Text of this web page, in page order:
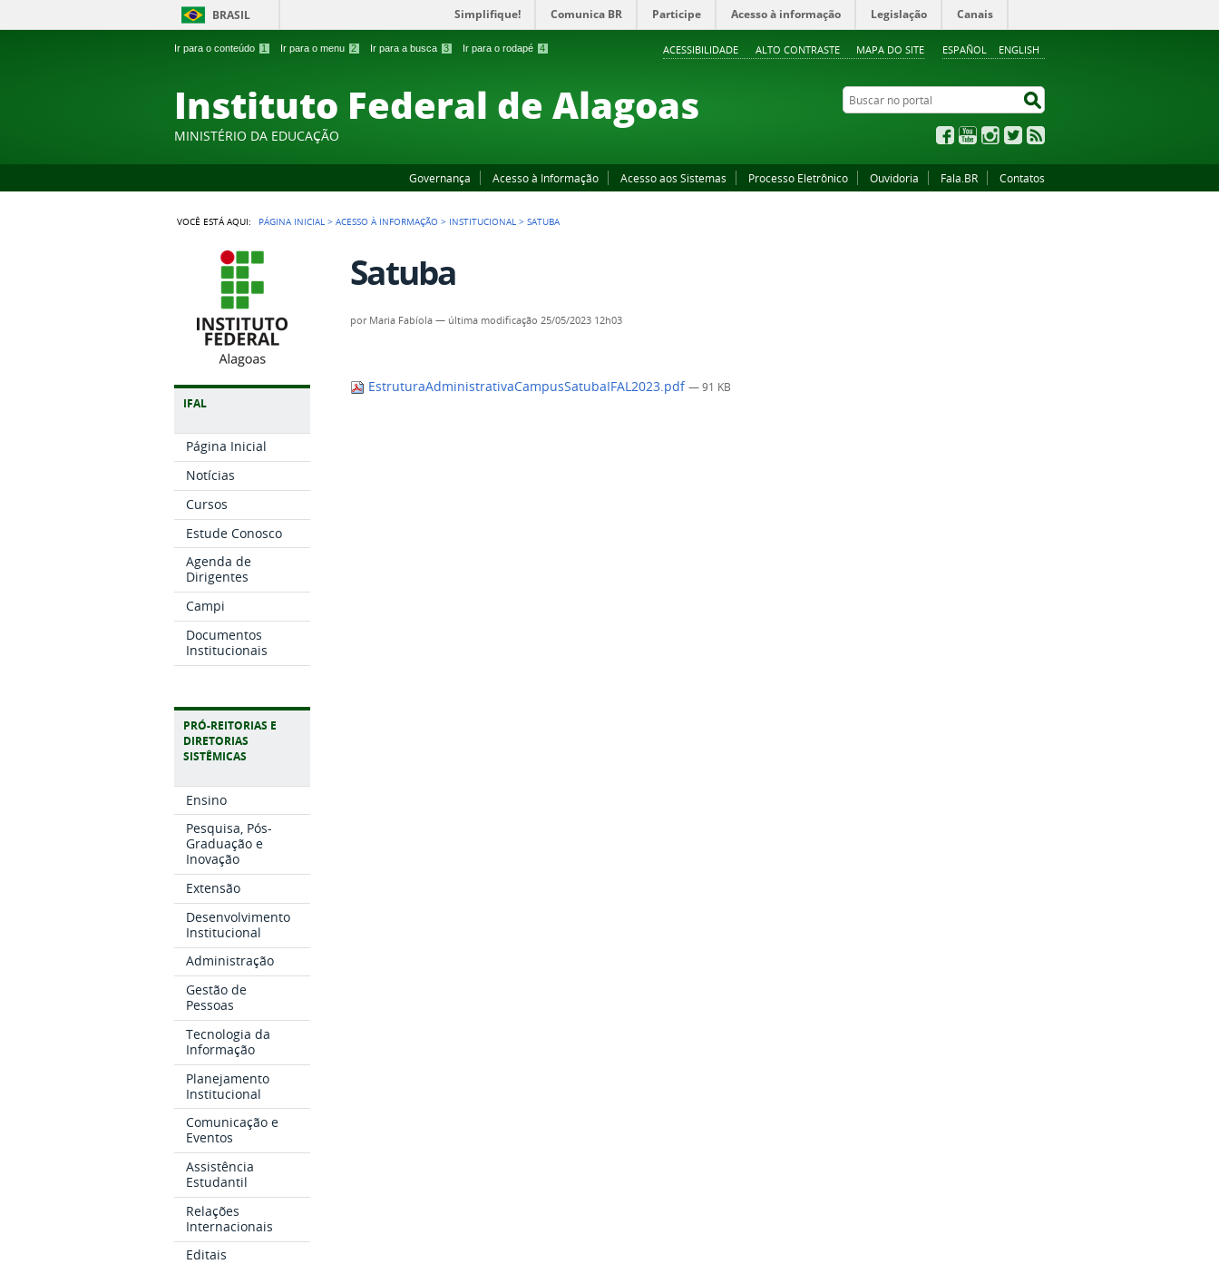
Ir para o conteúdo 1 Ir para o menu 2 Ir para a busca 3 Ir para o rodapé 4 ESPAÑOL ENGLISH
ACESSIBILIDADE ALTO CONTRASTE MAPA DO SITE
BRASIL Simplifique! Comunica BR Participe Acesso à informação Legislação Canais
Instituto Federal de Alagoas
MINISTÉRIO DA EDUCAÇÃO
Buscar no portal
FacebookYouTubeInstagram
Twitter
Governança Acesso à Informação Acesso aos Sistemas Processo Eletrônico Ouvidoria Fala.BR Contatos
VOCÊ ESTÁ AQUI: PÁGINA INICIAL >ACESSO À INFORMAÇÃO > INSTITUCIONAL >SATUBA
IFAL
Página Inicial
Notícias
Cursos
Estude Conosco
Agenda de
Dirigentes
Campi
Documentos
Institucionais
PRÓ-REITORIAS E
DIRETORIAS
SISTÊMICAS
Ensino
Pesquisa, Pós-
Graduação e
Inovação
Extensão
Desenvolvimento
Institucional
Administração
Gestão de
Pessoas
Tecnologia da
Informação
Planejamento
Institucional
Comunicação e
Eventos
Assistência
Estudantil
Relações
Internacionais
Editais
Satuba
por Maria Fabíola — última modificação 25/05/2023 12h03
EstruturaAdministrativaCampusSatubaIFAL2023.pdf— 91 KB